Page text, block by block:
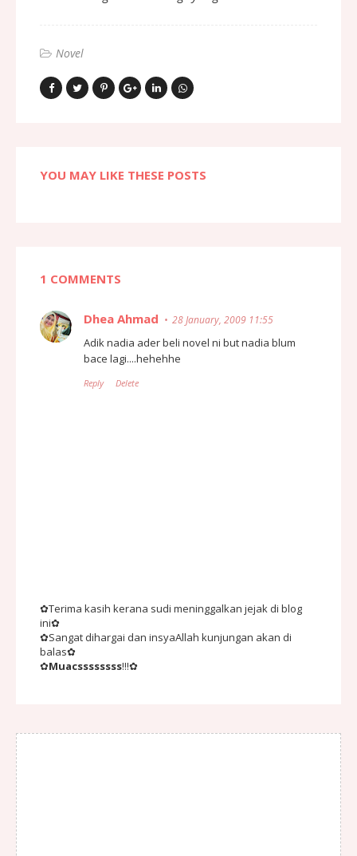
Novel
YOU MAY LIKE THESE POSTS
1 COMMENTS
Dhea Ahmad 28 January, 2009 11:55
Adik nadia ader beli novel ni but nadia blum
bace lagi....hehehhe
Reply Delete
✿Terima kasih kerana sudi meninggalkan jejak di blog
ini✿
✿Sangat dihargai dan insyaAllah kunjungan akan di
balas✿
✿Muacssssssss!!!✿